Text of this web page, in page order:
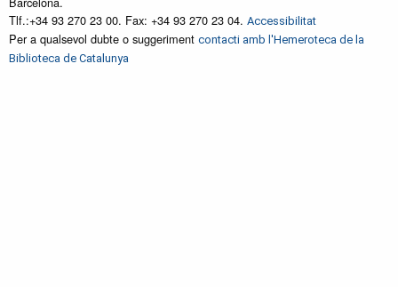
Tlf.:+34 93 270 23 00. Fax: +34 93 270 23 04. Accessibilitat
Per a qualsevol dubte o suggeriment contacti amb l'Hemeroteca de la
Biblioteca de Catalunya